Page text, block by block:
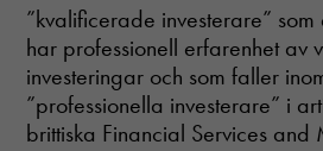
”kvalificerade investerare”
har professionell erfarenhet av
investeringar och som faller
”professionella investerare” i
brittiska Financial Services